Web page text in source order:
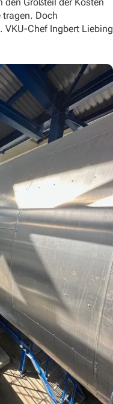
tragen. Doch
VKU-Chef Ingbert Liebing